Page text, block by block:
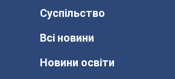
Суспільство
Всі новини
Новини освіти